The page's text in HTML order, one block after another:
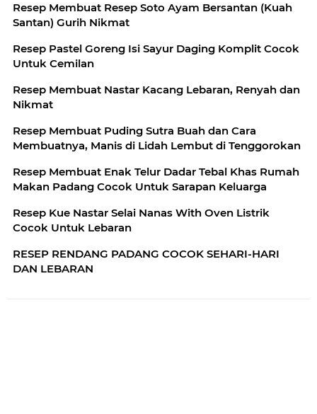
Resep Membuat Resep Soto Ayam Bersantan (Kuah
Santan) Gurih Nikmat
Resep Pastel Goreng Isi Sayur Daging Komplit Cocok
Untuk Cemilan
Resep Membuat Nastar Kacang Lebaran, Renyah dan
Nikmat
Resep Membuat Puding Sutra Buah dan Cara
Membuatnya, Manis di Lidah Lembut di Tenggorokan
Resep Membuat Enak Telur Dadar Tebal Khas Rumah
Makan Padang Cocok Untuk Sarapan Keluarga
Resep Kue Nastar Selai Nanas With Oven Listrik
Cocok Untuk Lebaran
RESEP RENDANG PADANG COCOK SEHARI-HARI
DAN LEBARAN